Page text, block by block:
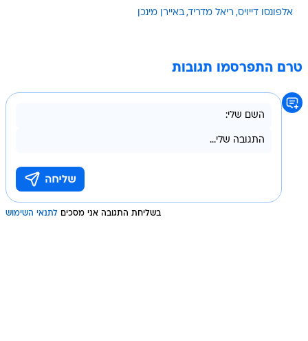
אלפונסו דייויס ריאל מדריד באיירן מינכן
טרם התפרסמו תגובות
בשליחת התגובה אני מסכים לתנאי השימוש